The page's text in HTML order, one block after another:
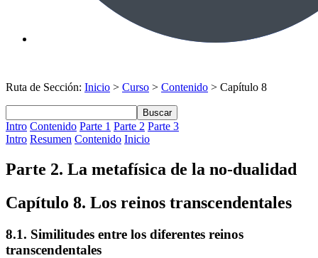
Ruta de Sección: Inicio > Curso > Contenido > Capítulo 8
Buscar
Intro Contenido Parte 1 Parte 2 Parte 3
Intro Resumen Contenido Inicio
Parte 2. La metafísica de la no-dualidad
Capítulo 8. Los reinos transcendentales
8.1. Similitudes entre los diferentes reinos
transcendentales